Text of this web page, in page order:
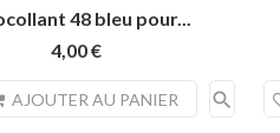
48 bleu pour...
4,00 €
AJOUTER AU PANIER search